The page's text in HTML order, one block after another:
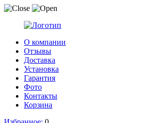
О компании
Отзывы
Доставка
Установка
Гарантия
Фото
Контакты
Корзина